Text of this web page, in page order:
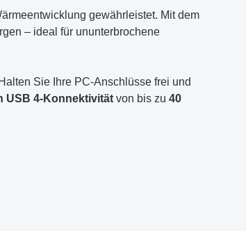
gewährleistet. Mit dem
– ideal für ununterbrochene
Sie Ihre PC-Anschlüsse frei und
USB 4-Konnektivität von bis zu 40